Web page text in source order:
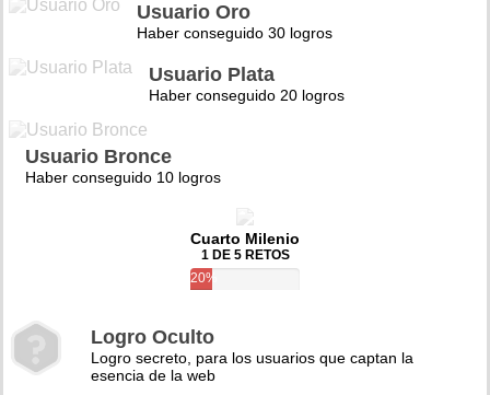
Usuario Oro
Haber conseguido 30 logros
Usuario Plata
Haber conseguido 20 logros
Usuario Bronce
Haber conseguido 10 logros
Cuarto Milenio
1 DE 5 RETOS
20%
Logro Oculto
Logro secreto, para los usuarios que captan la
esencia de la web